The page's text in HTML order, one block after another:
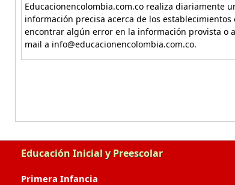
Educacionencolombia.com.co realiza diariamente
información precisa acerca de los
encontrar algún error en la información provista o
mail a info@educacionencolombia.com.co.
Educación Inicial y Preescolar
Primera Infancia